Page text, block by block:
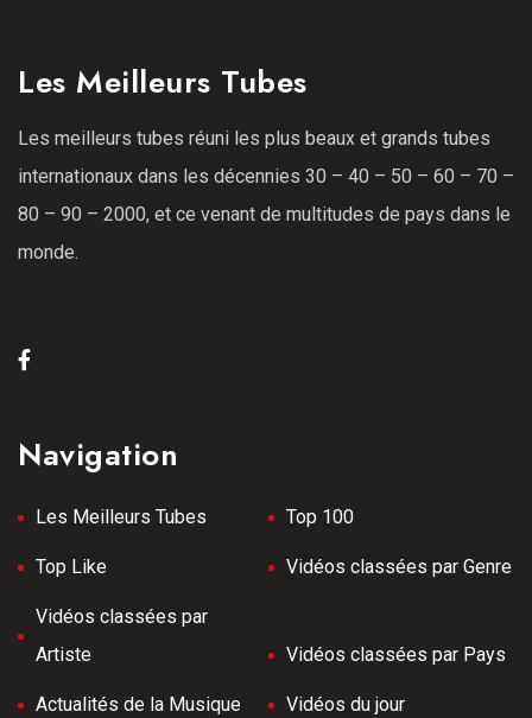
Les Meilleurs Tubes
Les meilleurs tubes réuni les plus beaux et grands tubes
internationaux dans les décennies 30 – 40 – 50 – 60 – 70 –
80 – 90 – 2000, et ce venant de multitudes de pays dans le
monde.
Navigation
Les Meilleurs Tubes Top 100
Top Like Vidéos classées par Genre
Vidéos classées par
Artiste
Vidéos classées par Pays
Actualités de la Musique Vidéos du jour